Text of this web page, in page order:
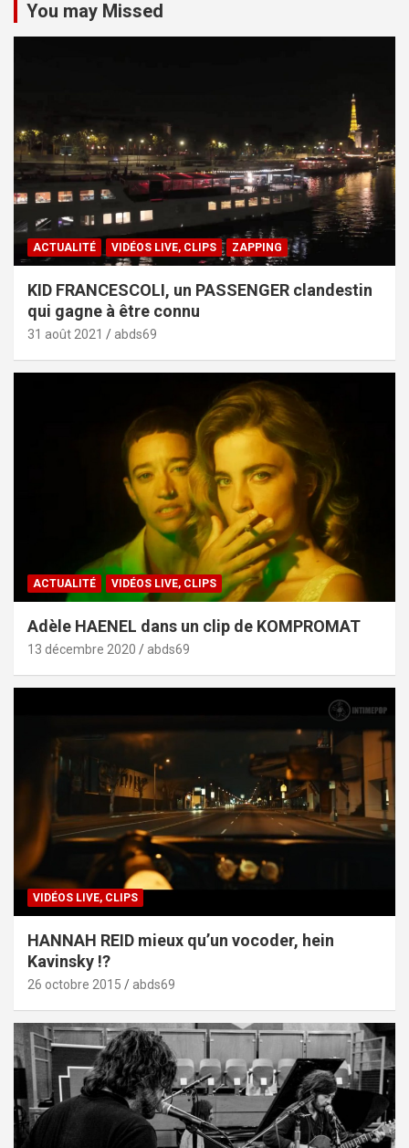
You may Missed
ACTUALITÉ VIDÉOS LIVE, CLIPS ZAPPING
KID FRANCESCOLI, un PASSENGER clandestin
qui gagne à être connu
31 août 2021 abds69
ACTUALITÉ VIDÉOS LIVE, CLIPS
Adèle HAENEL dans un clip de KOMPROMAT
13 décembre 2020 abds69
VIDÉOS LIVE, CLIPS
HANNAH REID mieux qu’un vocoder, hein
Kavinsky !?
26 octobre 2015 abds69